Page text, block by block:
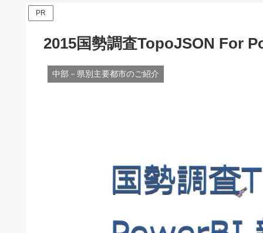
PR
2015国勢調査TopoJSON For
中部－県別主要都市のご紹介